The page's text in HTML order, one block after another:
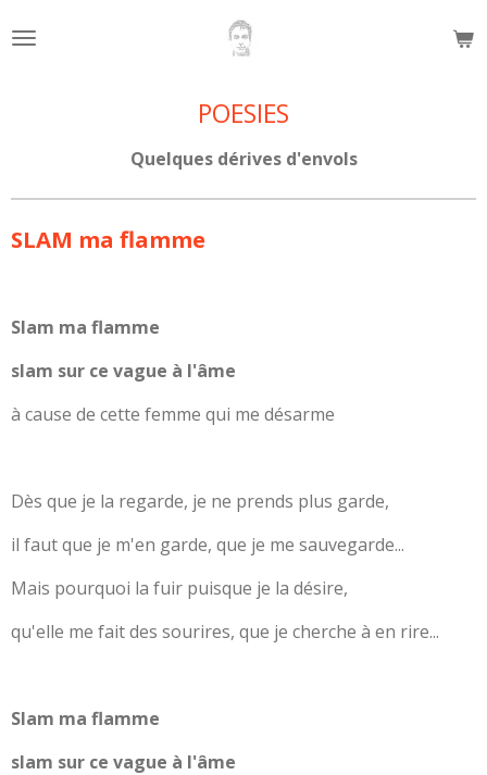
au
POESIES
Quelques dérives d'envols
SLAM ma flamme
Slam ma flamme
slam sur ce vague à l'âme
à cause de cette femme qui me désarme
Dès que je la regarde, je ne prends plus garde,
il faut que je m'en garde, que je me sauvegarde...
Mais pourquoi la fuir puisque je la désire,
qu'elle me fait des sourires, que je cherche à en rire...
Slam ma flamme
slam sur ce vague à l'âme